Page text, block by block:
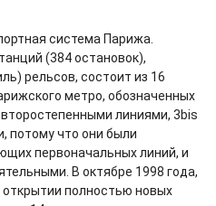
система Парижа.
(384 остановок),
рельсов, состоит из 16
метро, обозначенных
линиями, 3bis
потому что они были
первоначальных линий, и
В октябре 1998 года,
полностью новых